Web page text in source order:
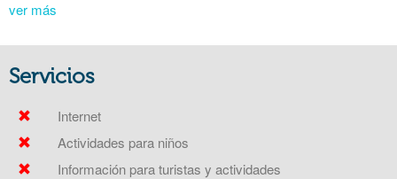
ver más
Servicios
Internet
Actividades para niños
Información para turistas y actividades